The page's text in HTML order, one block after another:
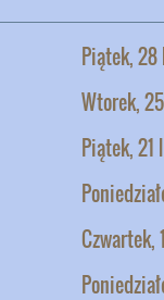
Piątek, 28
Wtorek,
Piątek, 21
Czwartek,